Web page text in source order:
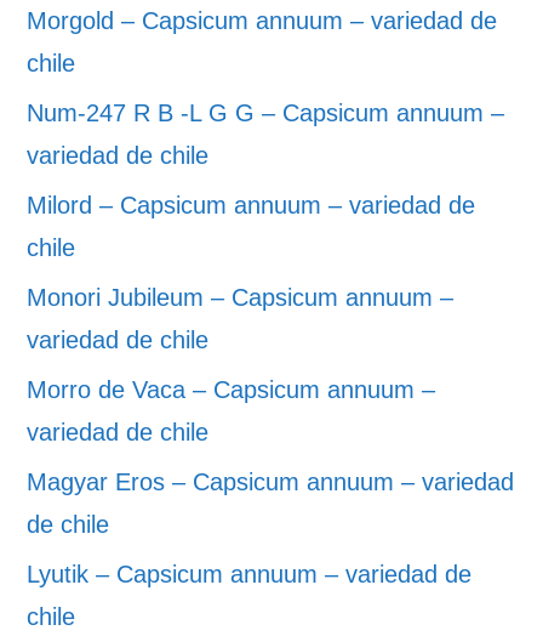
Morgold – Capsicum annuum – variedad de
chile
Num-247 R B -L G G – Capsicum annuum –
variedad de chile
Milord – Capsicum annuum – variedad de
chile
Monori Jubileum – Capsicum annuum –
variedad de chile
Morro de Vaca – Capsicum annuum –
variedad de chile
Magyar Eros – Capsicum annuum – variedad
de chile
Lyutik – Capsicum annuum – variedad de
chile